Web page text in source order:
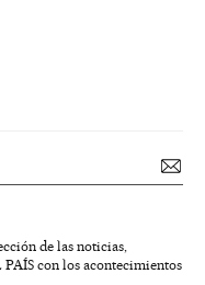
de las noticias,
con los acontecimientos